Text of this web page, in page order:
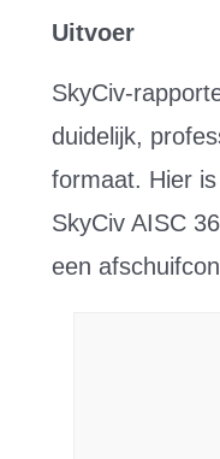
Uitvoer
SkyCiv-
duidelijk,
formaat. Hier
SkyCiv AISC
een